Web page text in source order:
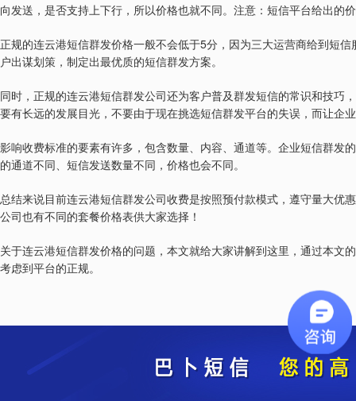
向发送，是否支持上下行，所以价格也就不同。注意：短信平台给出的
正规的连云港短信群发价格一般不会低于5分，因为三大运营商给到短
户出谋划策，制定出最优质的短信群发方案。
同时，正规的连云港短信群发公司还为客户普及群发短信的常识和技
要有长远的发展目光，不要由于现在挑选短信群发平台的失误，而让企
影响收费标准的要素有许多，包含数量、内容、通道等。企业短信群发
的通道不同、短信发送数量不同，价格也会不同。
总结来说目前连云港短信群发公司收费是按照预付款模式，遵守量大优
公司也有不同的套餐价格表供大家选择！
关于连云港短信群发价格的问题，本文就给大家讲解到这里，通过本文
考虑到平台的正规。